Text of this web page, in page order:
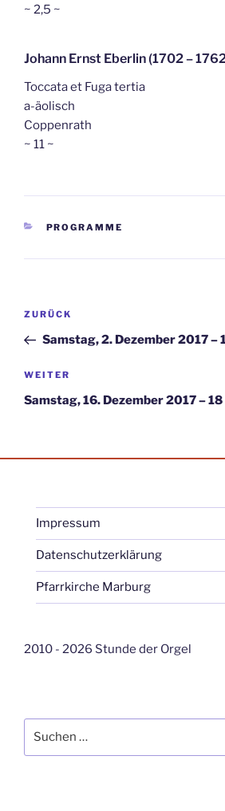
~ 2,5 ~
Johann Ernst Eberlin (1702 –
Toccata et Fuga tertia
a-äolisch
Coppenrath
~ 11 ~
KATEGORIEN
PROGRAMME
Beitragsnavigation
Vorheriger
Beitrag
ZURÜCK
Samstag, 2. Dezember 2017 –
Nächster
Beitrag
WEITER
Samstag, 16. Dezember 2017 –
Impressum
Datenschutzerklärung
Pfarrkirche Marburg
2010 - 2026 Stunde der Orgel
nach: